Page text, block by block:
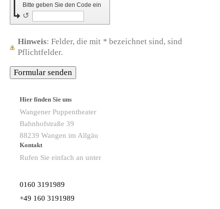
Bitte geben Sie den Code ein
↺
Hinweis : Felder, die mit * bezeichnet sind, sind
Pflichtfelder.
Hier finden Sie uns
Wangener Puppentheater
Bahnhofstraße 39
88239 Wangen im Allgäu
Kontakt
Rufen Sie einfach an unter
0160 3191989
+49 160 3191989